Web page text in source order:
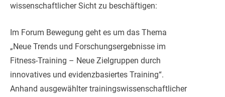
wissenschaftlicher Sicht zu beschäftigen:
Im Forum Bewegung geht es um das Thema
„Neue Trends und Forschungsergebnisse im
Fitness-Training – Neue Zielgruppen durch
innovatives und evidenzbasiertes Training“.
Anhand ausgewählter trainingswissenschaftlicher